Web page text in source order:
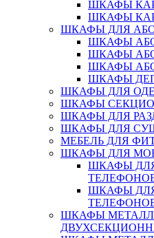
ШКАФЫ
ШКАФЫ
ШКАФЫ ДЛЯ
ШКАФЫ
ШКАФЫ
ШКАФЫ
ШКАФЫ
ШКАФЫ ДЛЯ
ШКАФЫ
ШКАФЫ ДЛЯ
ШКАФЫ ДЛЯ
МЕБЕЛЬ ДЛЯ
ШКАФЫ ДЛЯ
ШКАФЫ
ТЕЛЕФОНОВ
ШКАФЫ
ШКАФЫ